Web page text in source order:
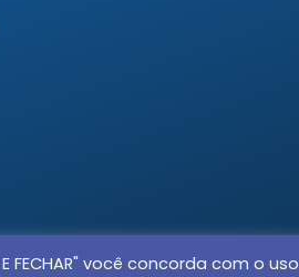
FECHAR" você concorda com o